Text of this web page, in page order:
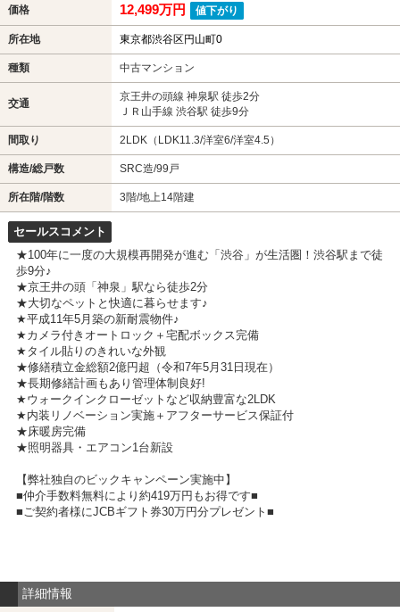
価格 12,499万円 値下がり
所在地 東京都渋谷区円山町0
種類 中古マンション
交通
京王井の頭線 神泉駅 徒歩2分
ＪＲ山手線 渋谷駅 徒歩9分
間取り 2LDK（LDK11.3/洋室6/洋室4.5）
構造/総戸数 SRC造/99戸
所在階/階数 3階/地上14階建
セールスコメント
★100年に一度の大規模再開発が進む「渋谷」が生活圏！渋谷駅まで徒
歩9分♪
★京王井の頭「神泉」駅なら徒歩2分
★大切なペットと快適に暮らせます♪
★平成11年5月築の新耐震物件♪
★カメラ付きオートロック＋宅配ボックス完備
★タイル貼りのきれいな外観
★修繕積立金総額2億円超（令和7年5月31日現在）
★長期修繕計画もあり管理体制良好!
★ウォークインクローゼットなど収納豊富な2LDK
★内装リノベーション実施＋アフターサービス保証付
★床暖房完備
★照明器具・エアコン1台新設
【弊社独自のビックキャンペーン実施中】
■仲介手数料無料により約419万円もお得です■
■ご契約者様にJCBギフト券30万円分プレゼント■
詳細情報